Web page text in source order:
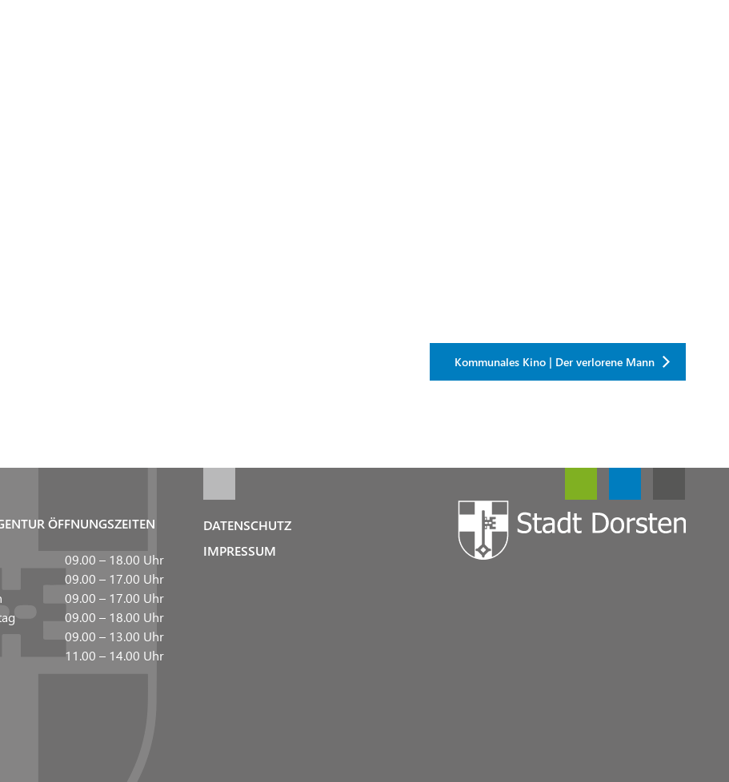
Kommunales Kino | Der verlorene Mann
ÖFFNUNGSZEITEN
09.00 – 18.00 Uhr
09.00 – 17.00 Uhr
09.00 – 17.00 Uhr
09.00 – 18.00 Uhr
09.00 – 13.00 Uhr
11.00 – 14.00 Uhr
DATENSCHUTZ
IMPRESSUM